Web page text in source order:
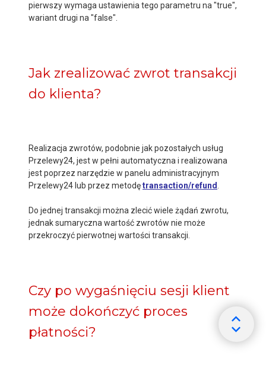
pierwszy wymaga ustawienia tego parametru na "true",
wariant drugi na "false".
Jak zrealizować zwrot transakcji
do klienta?
Realizacja zwrotów, podobnie jak pozostałych usług
Przelewy24, jest w pełni automatyczna i realizowana
jest poprzez narzędzie w panelu administracyjnym
Przelewy24 lub przez metodętransaction/refund.
Do jednej transakcji można zlecić wiele żądań zwrotu,
jednak sumaryczna wartość zwrotów nie może
przekroczyć pierwotnej wartości transakcji.
Czy po wygaśnięciu sesji klient
może dokończyć proces
płatności?